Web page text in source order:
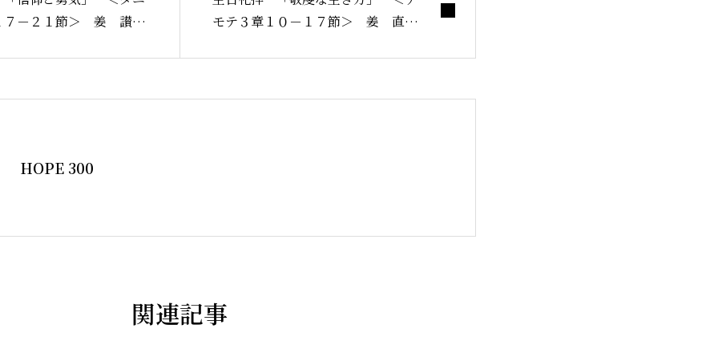
Home
教会案内
７－２１節＞ 姜 讃馨
モテ３章１０－１７節＞ 姜 直子
HOPE 300
関連記事